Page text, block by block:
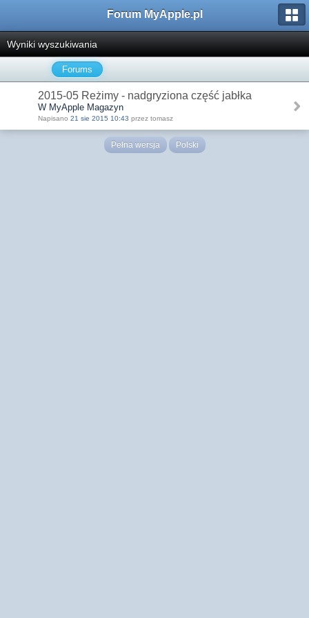
Forum MyApple.pl
Wyniki wyszukiwania
Forums
2015-05 Reżimy - nadgryziona część jabłka
W MyApple Magazyn
Napisano 21 sie 2015 10:43 przez tomasz
Pełna wersja Polski